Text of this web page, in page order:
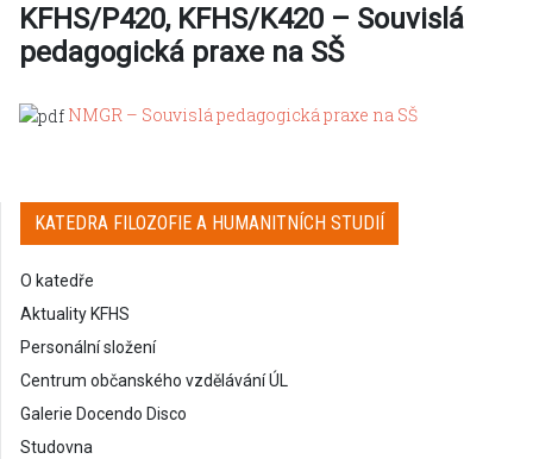
KFHS/P420, KFHS/K420 – Souvislá
pedagogická praxe na SŠ
NMGR – Souvislá pedagogická praxe na SŠ
KATEDRA FILOZOFIE A HUMANITNÍCH STUDIÍ
O katedře
Aktuality KFHS
Personální složení
Centrum občanského vzdělávání ÚL
Galerie Docendo Disco
Studovna